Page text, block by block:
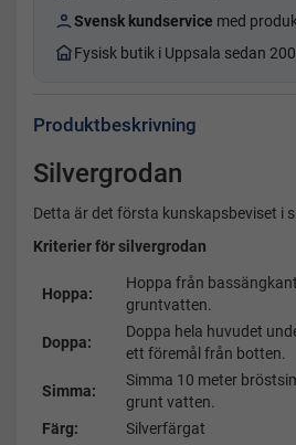
Svensk kundservice med
Fysisk butik i Uppsala sedan
Produktbeskrivning
Silvergrodan
Detta är det första kunskapsbeviset i
Kriterier för silvergrodan
Hoppa:
Hoppa från
gruntvatten.
Doppa:
Doppa hela huvudet
ett föremål från botten.
Simma:
Simma 10 meter
grunt vatten.
Färg:
Silverfärgat